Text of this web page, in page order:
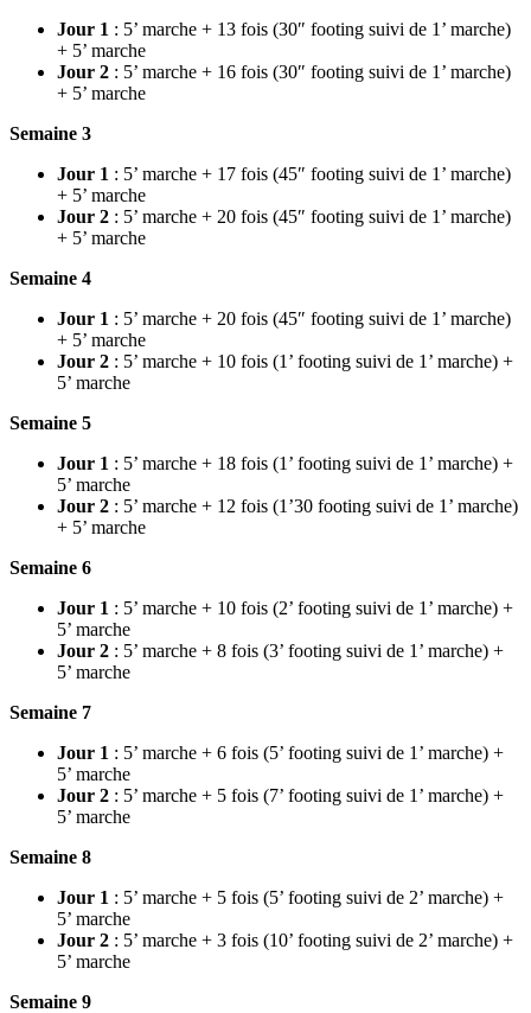
Jour 1 : 5’ marche + 13 fois (30″ footing suivi de 1’ marche)
+ 5’ marche
Jour 2 : 5’ marche + 16 fois (30″ footing suivi de 1’ marche)
+ 5’ marche
Semaine 3
Jour 1 : 5’ marche + 17 fois (45″ footing suivi de 1’ marche)
+ 5’ marche
Jour 2 : 5’ marche + 20 fois (45″ footing suivi de 1’ marche)
+ 5’ marche
Semaine 4
Jour 1 : 5’ marche + 20 fois (45″ footing suivi de 1’ marche)
+ 5’ marche
Jour 2 : 5’ marche + 10 fois (1’ footing suivi de 1’ marche) +
5’ marche
Semaine 5
Jour 1 : 5’ marche + 18 fois (1’ footing suivi de 1’ marche) +
5’ marche
Jour 2 : 5’ marche + 12 fois (1’30 footing suivi de 1’ marche)
+ 5’ marche
Semaine 6
Jour 1 : 5’ marche + 10 fois (2’ footing suivi de 1’ marche) +
5’ marche
Jour 2 : 5’ marche + 8 fois (3’ footing suivi de 1’ marche) +
5’ marche
Semaine 7
Jour 1 : 5’ marche + 6 fois (5’ footing suivi de 1’ marche) +
5’ marche
Jour 2 : 5’ marche + 5 fois (7’ footing suivi de 1’ marche) +
5’ marche
Semaine 8
Jour 1 : 5’ marche + 5 fois (5’ footing suivi de 2’ marche) +
5’ marche
Jour 2 : 5’ marche + 3 fois (10’ footing suivi de 2’ marche) +
5’ marche
Semaine 9